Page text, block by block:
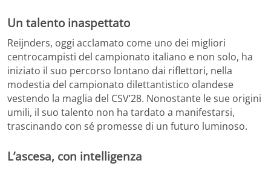
Un talento inaspettato
Reijnders, oggi acclamato come uno dei migliori
centrocampisti del campionato italiano e non solo, ha
iniziato il suo percorso lontano dai riflettori, nella
modestia del campionato dilettantistico olandese
vestendo la maglia del CSV’28. Nonostante le sue origini
umili, il suo talento non ha tardato a manifestarsi,
trascinando con sé promesse di un futuro luminoso.
L’ascesa, con intelligenza